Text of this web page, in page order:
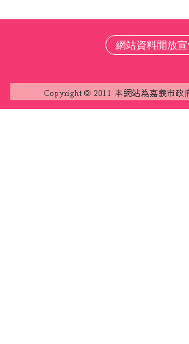
網站資料開放